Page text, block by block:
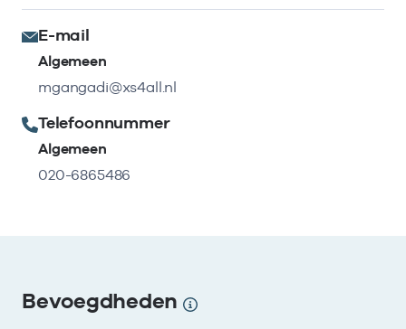
E-mail
Algemeen
mgangadi@xs4all.nl
Telefoonnummer
Algemeen
020-6865486
Bevoegdheden